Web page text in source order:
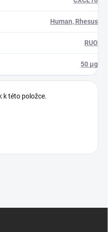
Human, Rhesus
RUO
50 μg
k této položce.